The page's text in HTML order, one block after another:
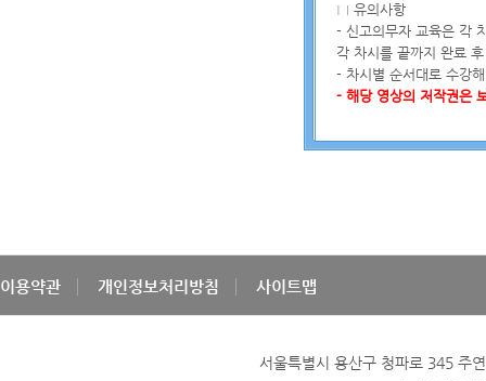
□ 유의사항
- 신고의무자 교육은 각
각 차시를 끝까지 완료
- 차시별 순서대로 수강
- 해당 영상의 저작권은
이용약관 개인정보처리방침 사이트맵
서울특별시 용산구 청파로 345